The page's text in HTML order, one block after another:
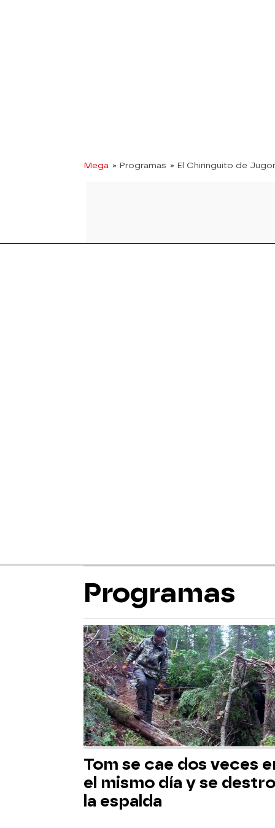
Mega » Programas » El Chiringuito de
Programas
Tom se cae dos veces
el mismo día y se
la espalda